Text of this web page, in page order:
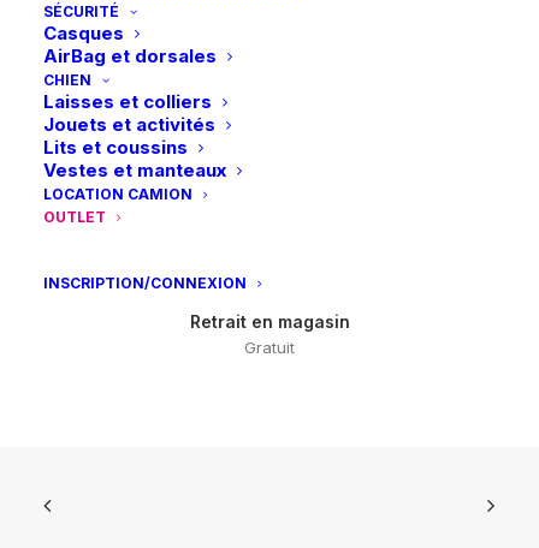
SÉCURITÉ
Casques
AirBag et dorsales
CHIEN
Laisses et colliers
Jouets et activités
Lits et coussins
Vestes et manteaux
LOCATION CAMION
OUTLET
INSCRIPTION/CONNEXION
sous 14 jours
Retrait en magasin
Gratuit